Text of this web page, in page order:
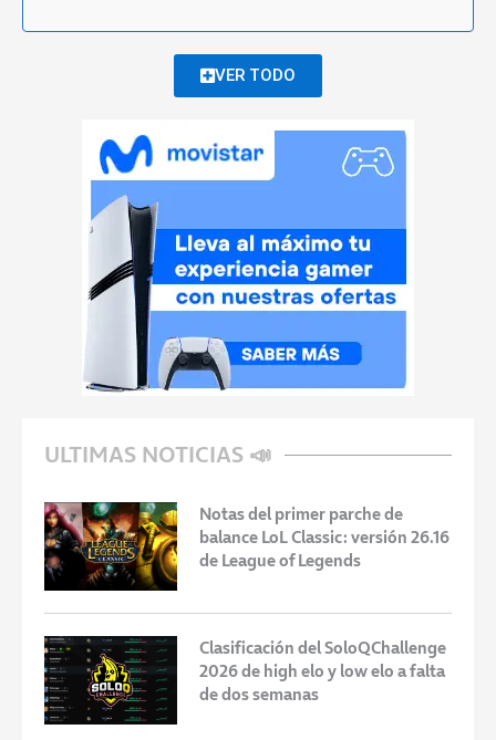
VER TODO
ULTIMAS NOTICIAS 📣
Notas del primer parche de
balance LoL Classic: versión 26.16
de League of Legends
Clasificación del SoloQChallenge
2026 de high elo y low elo a falta
de dos semanas